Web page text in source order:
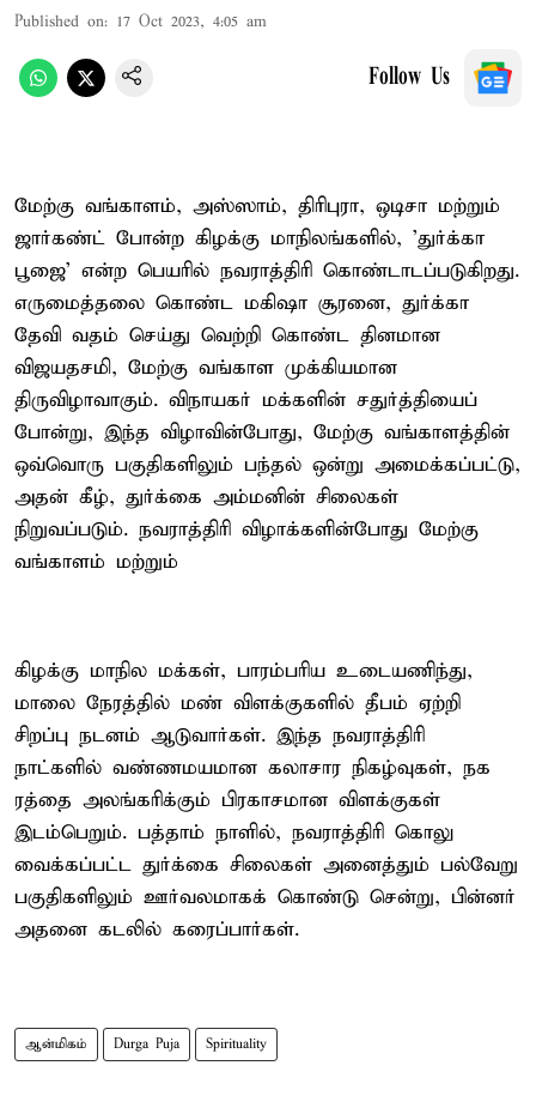
Published on: 17 Oct 2023, 4:05 am
Follow Us
மேற்கு வங்காளம், அஸ்ஸாம், திரிபுரா, ஒடிசா மற்றும்
ஜார்கண்ட் போன்ற கிழக்கு மாநிலங்களில், 'துர்க்கா
பூஜை' என்ற பெயரில் நவராத்திரி கொண்டாடப்படுகிறது.
எருமைத்தலை கொண்ட மகிஷா சூரனை, துர்க்கா
தேவி வதம் செய்து வெற்றி கொண்ட தினமான
விஜயதசமி, மேற்கு வங்காள முக்கியமான
திருவிழாவாகும். விநாயகர் மக்களின் சதுர்த்தியைப்
போன்று, இந்த விழாவின்போது, மேற்கு வங்காளத்தின்
ஒவ்வொரு பகுதிகளிலும் பந்தல் ஒன்று அமைக்கப்பட்டு,
அதன் கீழ், துர்க்கை அம்மனின் சிலைகள்
நிறுவப்படும். நவராத்திரி விழாக்களின்போது மேற்கு
வங்காளம் மற்றும்
கிழக்கு மாநில மக்கள், பாரம்பரிய உடையணிந்து,
மாலை நேரத்தில் மண் விளக்குகளில் தீபம் ஏற்றி
சிறப்பு நடனம் ஆடுவார்கள். இந்த நவராத்திரி
நாட்களில் வண்ணமயமான கலாசார நிகழ்வுகள், நக
ரத்தை அலங்கரிக்கும் பிரகாசமான விளக்குகள்
இடம்பெறும். பத்தாம் நாளில், நவராத்திரி கொலு
வைக்கப்பட்ட துர்க்கை சிலைகள் அனைத்தும் பல்வேறு
பகுதிகளிலும் ஊர்வலமாகக் கொண்டு சென்று, பின்னர்
அதனை கடலில் கரைப்பார்கள்.
ஆன்மிகம் Durga Puja Spirituality